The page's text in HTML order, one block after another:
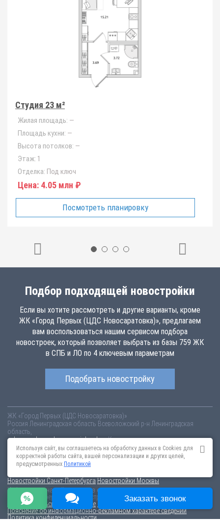
Студия 23 м²
Жилая площадь: —
Площадь кухни: —
Высота потолков: —
Этаж: 1
Отделка: Под ключ
Цена: 4.05 млн ₽
Посмотреть планировку
Подбор подходящей новостройки
Если вы хотите рассмотреть и другие варианты, кроме
ЖК «Город Первых (ЦДС Новосаратовка)», предлагаем
вам воспользоваться нашим сервисом подбора
новостроек, который позволяет выбрать из базы 759 ЖК
в СПБ и ЛО по 4 ключевым параметрам
Подобрать новостройку
ЖК «Город Первых (ЦДС Новосаратовка)»
Россия Ленинградская область Всеволожский р-н Ленинградская
область,
cds-gorod-pervyh.novopoisk.spb.ruКупить квартиру в новом жилом
комплексе «Город Первых (ЦДС Новосаратовка)» от «ЦДС» во
Всеволожском районе. Квартиры различных планировок от 4.05 млн
рублей!
Новостройки Санкт-Петербурга Новостройки Москвы
Информация на сайте взята из открытых источников, не является
публичной офертой и распространяется для ознакомления.
Пользовательское соглашение
Соглашение о размещении
Пояснение об информационно-рекламном характере сведений
Политика конфиденциальности
Используя сайт, вы соглашаетесь на обработку данных в Cookies для
корректной работы сайта, вашей персонализации и других целей,
предусмотренных Политикой
Заказать звонок